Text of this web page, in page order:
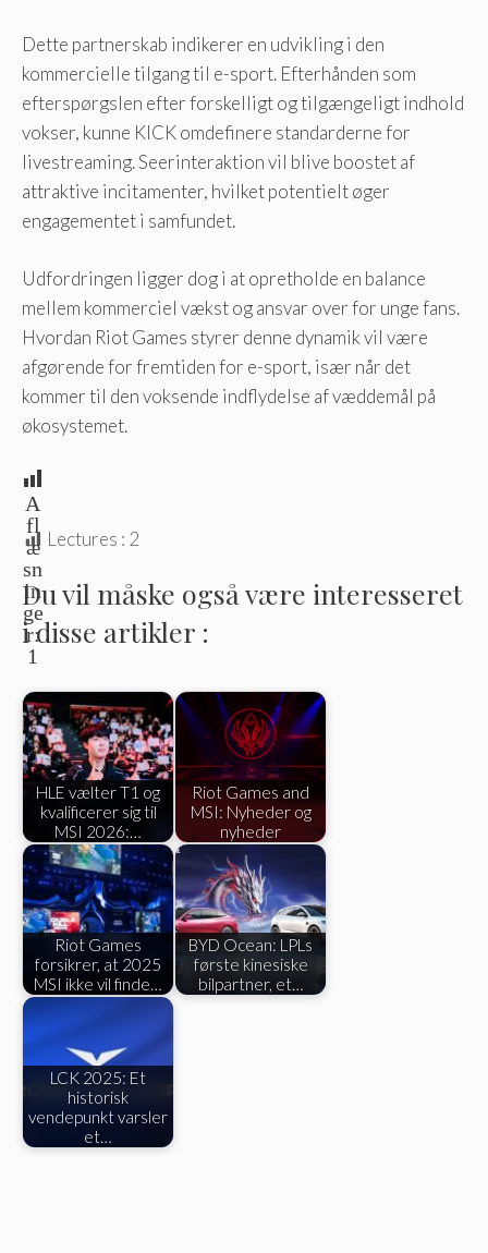
Dette partnerskab indikerer en udvikling i den
kommercielle tilgang til e-sport. Efterhånden som
efterspørgslen efter forskelligt og tilgængeligt indhold
vokser, kunne KICK omdefinere standarderne for
livestreaming. Seerinteraktion vil blive boostet af
attraktive incitamenter, hvilket potentielt øger
engagementet i samfundet.
Udfordringen ligger dog i at opretholde en balance
mellem kommerciel vækst og ansvar over for unge fans.
Hvordan Riot Games styrer denne dynamik vil være
afgørende for fremtiden for e-sport, især når det
kommer til den voksende indflydelse af væddemål på
økosystemet.
A
fl
æ
sn
in
ge
r:
1
Lectures : 2
Du vil måske også være interesseret
i disse artikler :
HLE vælter T1 og
kvalificerer sig til
MSI 2026:…
Riot Games and
MSI: Nyheder og
nyheder
Riot Games
forsikrer, at 2025
MSI ikke vil finde…
BYD Ocean: LPLs
første kinesiske
bilpartner, et…
LCK 2025: Et
historisk
vendepunkt varsler
et…